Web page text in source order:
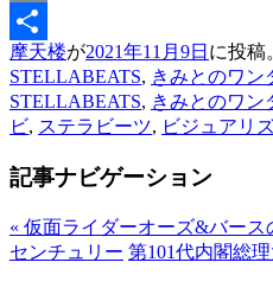
Link
Email
共
有
摩天楼が2021年11月9日 に投稿
STELLABEATS, きみとのワン
STELLABEATS, きみとのワン
ビ, ステラビーツ, ビジュアリ
記事ナビゲーション
« 仮面ライダーオーズ&バース
センチュリー 第101代内閣総